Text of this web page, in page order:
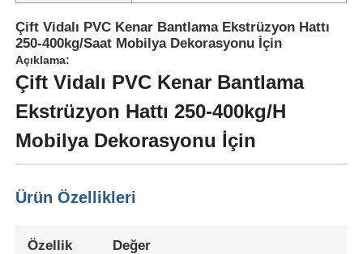
Çift Vidalı PVC Kenar Bantlama Ekstrüzyon Hattı
250-400kg/Saat Mobilya Dekorasyonu İçin
Açıklama:
Çift Vidalı PVC Kenar Bantlama
Ekstrüzyon Hattı 250-400kg/H
Mobilya Dekorasyonu İçin
Ürün Özellikleri
Özellik Değer